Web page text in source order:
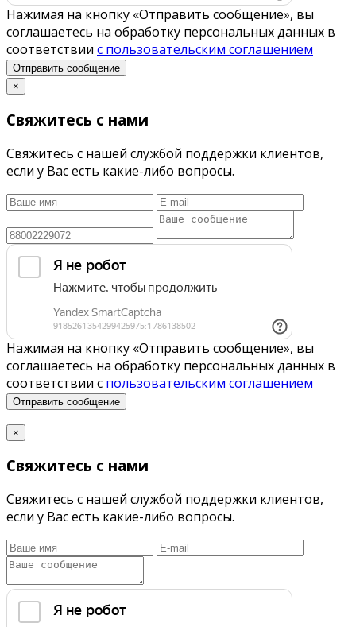
Нажимая на кнопку «Отправить сообщение», вы
соглашаетесь на обработку персональных данных в
соответствии с пользовательским соглашением
Отправить сообщение
×
Свяжитесь с нами
Свяжитесь с нашей службой поддержки клиентов,
если у Вас есть какие-либо вопросы.
Нажимая на кнопку «Отправить сообщение», вы
соглашаетесь на обработку персональных данных в
соответствии с пользовательским соглашением
Отправить сообщение
×
Свяжитесь с нами
Свяжитесь с нашей службой поддержки клиентов,
если у Вас есть какие-либо вопросы.